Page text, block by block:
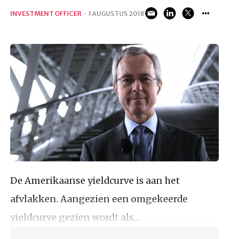
INVESTMENT OFFICER · 1 AUGUSTUS 2018
De Amerikaanse yieldcurve is aan het
afvlakken. Aangezien een omgekeerde
yieldcurve gezien wordt als…